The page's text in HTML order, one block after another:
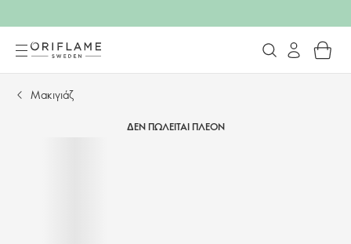
Μακιγιάζ
ΔΕΝ ΠΩΛΕΙΤΑΙ ΠΛΕΟΝ